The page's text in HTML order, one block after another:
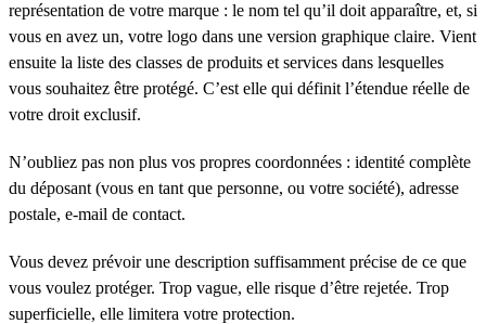
représentation de votre marque : le nom tel qu’il doit apparaître, et, si
vous en avez un, votre logo dans une version graphique claire. Vient
ensuite la liste des classes de produits et services dans lesquelles
vous souhaitez être protégé. C’est elle qui définit l’étendue réelle de
votre droit exclusif.
N’oubliez pas non plus vos propres coordonnées : identité complète
du déposant (vous en tant que personne, ou votre société), adresse
postale, e-mail de contact.
Vous devez prévoir une description suffisamment précise de ce que
vous voulez protéger. Trop vague, elle risque d’être rejetée. Trop
superficielle, elle limitera votre protection.